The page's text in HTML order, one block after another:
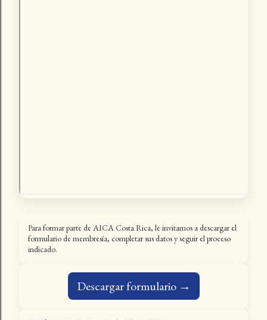
Para formar parte de AICA Costa Rica, le invitamos a descargar el
formulario de membresía, completar sus datos y seguir el proceso
indicado.
Descargar formulario →